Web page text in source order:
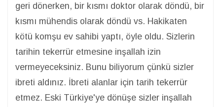
geri dönerken, bir kısmı doktor olarak döndü, bir
kısmı mühendis olarak döndü vs. Hakikaten
kötü komşu ev sahibi yaptı, öyle oldu. Sizlerin
tarihin tekerrür etmesine inşallah izin
vermeyeceksiniz. Bunu biliyorum çünkü sizler
ibreti aldınız. İbreti alanlar için tarih tekerrür
etmez. Eski Türkiye'ye dönüşe sizler inşallah